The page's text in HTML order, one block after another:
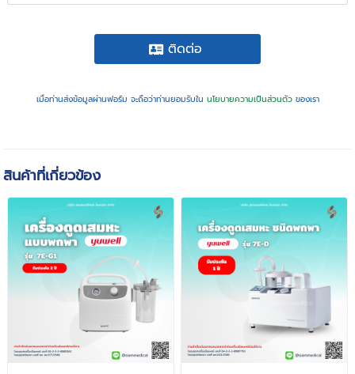
ติดต่อ
เมื่อท่านส่งข้อมูลผ่านฟอร์ม จะถือว่าท่านยอมรับใน นโยบายความเป็นส่วนตัวของเรา
สินค้าที่เกี่ยวข้อง